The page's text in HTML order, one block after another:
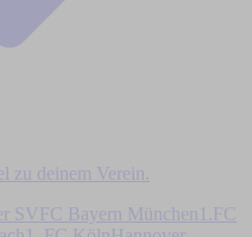
zu deinem Verein.
SV FC Bayern München
1.FC